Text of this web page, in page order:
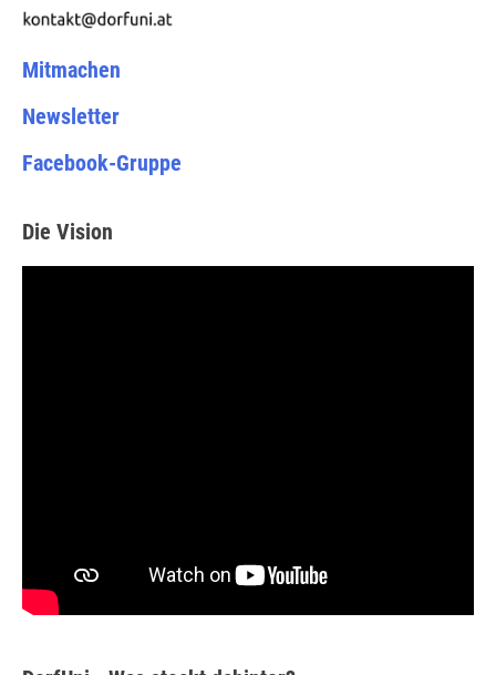
Mitmachen
Newsletter
Facebook-Gruppe
Die Vision